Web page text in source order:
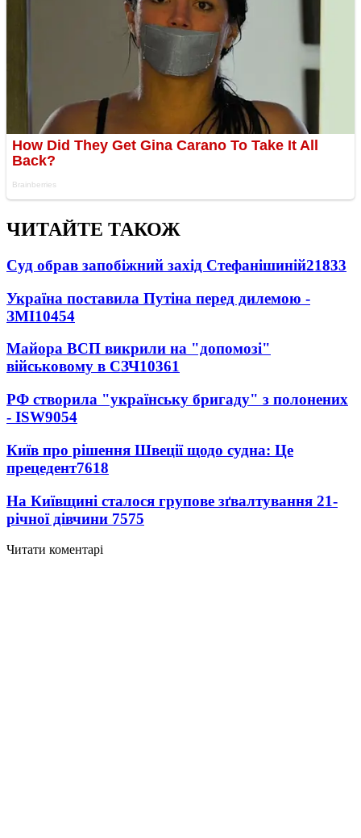
ЧИТАЙТЕ ТАКОЖ
Суд обрав запобіжний захід Стефанішиній21833
Україна поставила Путіна перед дилемою -
ЗМІ10454
Майора ВСП викрили на "допомозі"
військовому в СЗЧ10361
РФ створила "українську бригаду" з полонених
- ISW9054
Київ про рішення Швеції щодо судна: Це
прецедент7618
На Київщині сталося групове зґвалтування 21-
річної дівчини 7575
Читати коментарі